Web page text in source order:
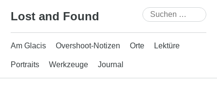
Lost and Found
Suchen
nach:
Am Glacis Overshoot-Notizen Orte Lektüre
Portraits Werkzeuge Journal